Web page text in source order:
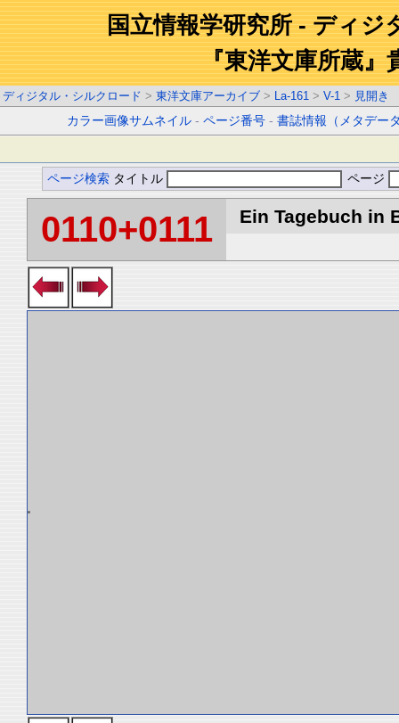
国立情報学研究所 - ディジ
『東洋文庫所蔵』
ディジタル・シルクロード > 東洋文庫アーカイブ > La-161 > V-1 > 見開き
カラー画像サムネイル -ページ番号 -書誌情報（メタデー
ページ検索 タイトル ページ
0110+0111 Ein Tagebuch in